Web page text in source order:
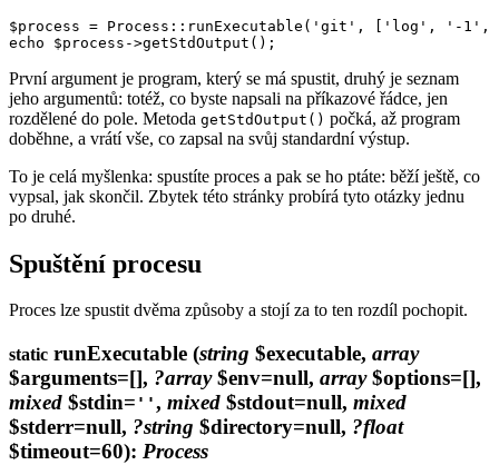
$process = Process::runExecutable('git', ['log', '-1',
První argument je program, který se má spustit, druhý je seznam
jeho argumentů: totéž, co byste napsali na příkazové řádce, jen
rozdělené do pole. Metoda getStdOutput() počká, až program
doběhne, a vrátí vše, co zapsal na svůj standardní výstup.
To je celá myšlenka: spustíte proces a pak se ho ptáte: běží ještě, co
vypsal, jak skončil. Zbytek této stránky probírá tyto otázky jednu
po druhé.
Spuštění procesu
Proces lze spustit dvěma způsoby a stojí za to ten rozdíl pochopit.
static runExecutable (string $executable, array
$arguments=[], ?array$env=null, array$options=[],
mixed $stdin= '', mixed $stdout=null, mixed
$stderr=null, ?string $directory=null, ?float
$timeout=60): Process